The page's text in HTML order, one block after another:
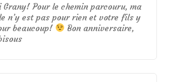
Grany! Pour le chemin parcouru, ma
n’y est pas pour rien et votre fils y
beaucoup!
Bon anniversaire,